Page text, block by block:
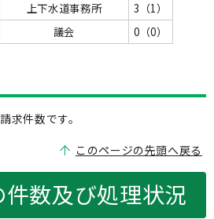
上下水道事務所
3（1）
議会 0（0）
求件数です。
このページの先頭へ戻る
数及び処理状況